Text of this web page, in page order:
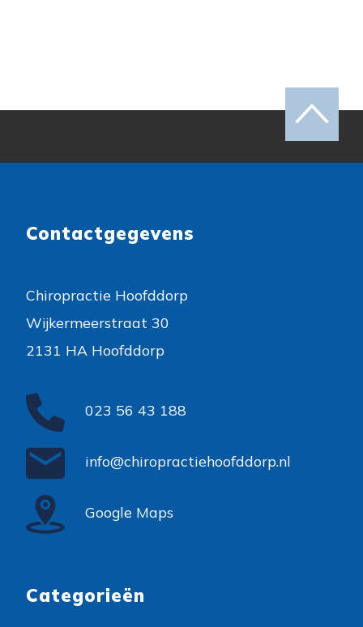
Contactgegevens
Chiropractie Hoofddorp
Wijkermeerstraat 30
2131 HA Hoofddorp
023 56 43 188
info@chiropractiehoofddorp.nl
Google Maps
Categorieën